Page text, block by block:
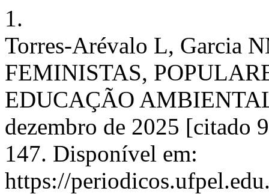
1.
Torres-Arévalo L, Garcia
FEMINISTAS,
EDUCAÇÃO
dezembro de 2025 [citado
147. Disponível em:
https://